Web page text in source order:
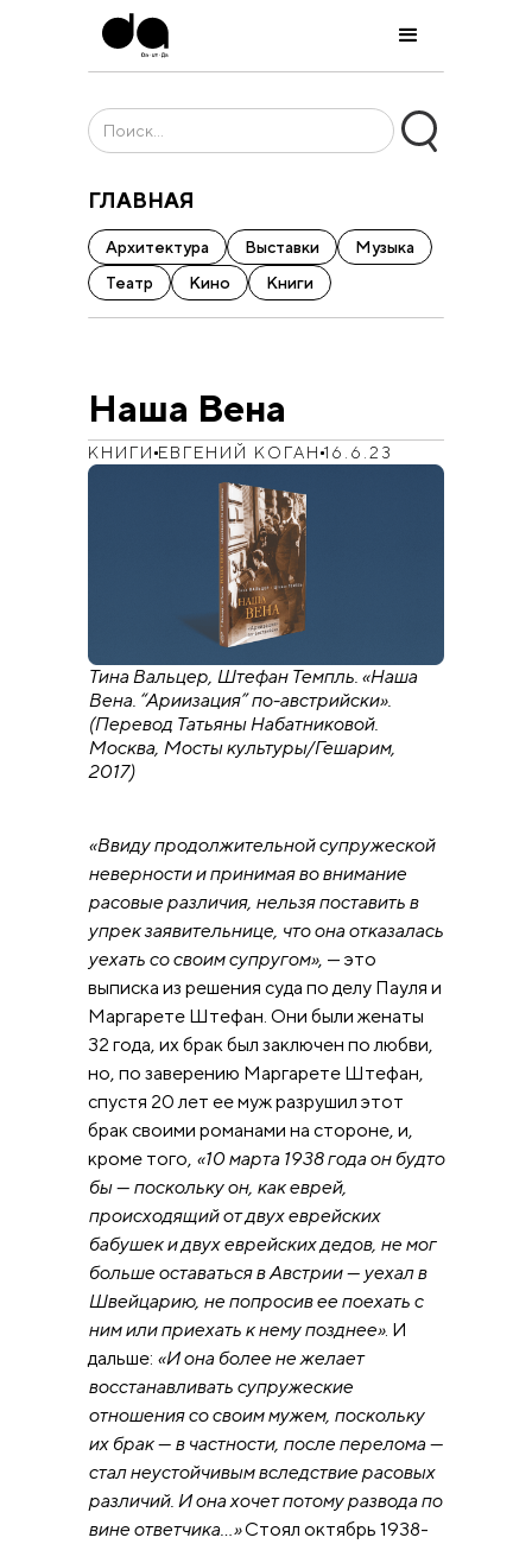
ГЛАВНАЯ
Архитектура Выставки
Музыка
Театр
Кино Книги
Наша Вена
КНИГИ ЕВГЕНИЙ КОГАН 16.6.23
Тина Вальцер, Штефан Темпль. «Наша
Вена. “Ариизация” по-австрийски».
(Перевод Татьяны Набатниковой.
Москва, Мосты культуры/Гешарим,
2017)
«Ввиду продолжительной супружеской
неверности и принимая во внимание
расовые различия, нельзя поставить в
упрек заявительнице, что она отказалась
уехать со своим супругом», — это
выписка из решения суда по делу Пауля и
Маргарете Штефан. Они были женаты
32 года, их брак был заключен по любви,
но, по заверению Маргарете Штефан,
спустя 20 лет ее муж разрушил этот
брак своими романами на стороне, и,
кроме того, «10 марта 1938 года он будто
бы — поскольку он, как еврей,
происходящий от двух еврейских
бабушек и двух еврейских дедов, не мог
больше оставаться в Австрии — уехал в
Швейцарию, не попросив ее поехать с
ним или приехать к нему позднее». И
дальше: «И она более не желает
восстанавливать супружеские
отношения со своим мужем, поскольку
их брак — в частности, после перелома —
стал неустойчивым вследствие расовых
различий. И она хочет потому развода по
вине ответчика…»Стоял октябрь 1938-